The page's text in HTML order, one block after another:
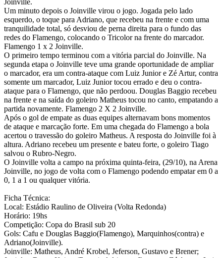
Um minuto depois o Joinville virou o jogo. Jogada pelo lado
esquerdo, o toque para Adriano, que recebeu na frente e com uma
tranquilidade total, só desviou de perna direita para o fundo das
redes do Flamengo, colocando o Tricolor na frente do marcador.
Flamengo 1 x 2 Joinville.
O primeiro tempo terminou com a vitória parcial do Joinville. Na
segunda etapa o Joinville teve uma grande oportunidade de ampliar
o marcador, era um contra-ataque com Luiz Junior e Zé Artur, contra
somente um marcador, Luiz Junior tocou errado e deu o contra-
ataque para o Flamengo, que não perdoou. Douglas Baggio recebeu
na frente e na saída do goleiro Matheus tocou no canto, empatando a
partida novamente. Flamengo 2 X 2 Joinville.
Após o gol de empate as duas equipes alternavam bons momentos
de ataque e marcação forte. Em uma chegada do Flamengo a bola
acertou o travessão do goleiro Matheus. A resposta do Joinville foi à
altura. Adriano recebeu um presente e bateu forte, o goleiro Tiago
salvou o Rubro-Negro.
O Joinville volta a campo na próxima quinta-feira, (29/10), na Arena
Joinville, no jogo de volta com o Flamengo podendo empatar em 0 a
0, 1 a 1 ou qualquer vitória.
Ficha Técnica:
Local: Estádio Raulino de Oliveira (Volta Redonda)
Horário: 19hs
Competição: Copa do Brasil sub 20
Gols: Cafu e Douglas Baggio(Flamengo), Marquinhos(contra) e
Adriano(Joinville).
Joinville: Matheus, André Krobel, Jeferson, Gustavo e Brener;